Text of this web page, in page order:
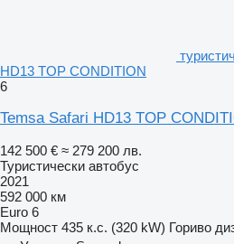
HD13 TOP CONDITION
6
Temsa Safari HD13 TOP
142 500 € ≈ 279 200 лв.
Туристически автобус
2021
592 000 км
Euro 6
Мощност 435 к.с. (320 kW) Гориво